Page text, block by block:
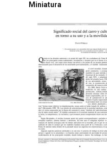
Miniatura